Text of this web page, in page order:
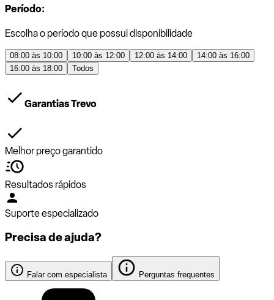
Período:
Escolha o período que possui disponibilidade
08:00 às 10:00 10:00 às 12:00 12:00 às 14:00
14:00 às 16:00
16:00 às 18:00
Todos
Garantias Trevo
Melhor preço garantido
Resultados rápidos
Suporte especializado
Precisa de ajuda?
Falar com especialista Perguntas frequentes